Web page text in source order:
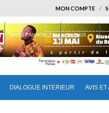
MON COMPTE
DIALOGUE INTERIEUR AVIS
AVIS ET ANNONCES EN PLUS